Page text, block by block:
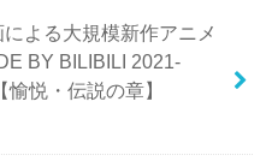
よる大規模新作アニメ
BY BILIBILI 2021-
悦・伝説の章】